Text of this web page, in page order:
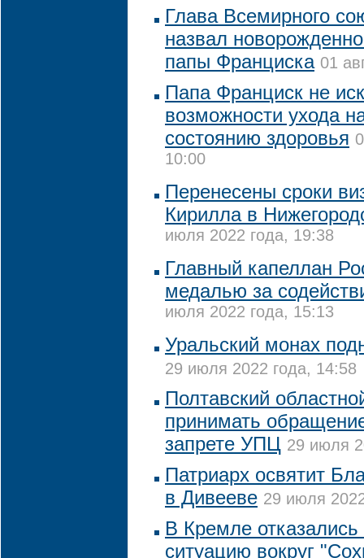
Глава Всемирного
назвал
папы Франциска 01
Папа Франциск не
возможности ухода
состоянию здоровья
10:00
Перенесены сроки
Кирилла в
июля 2022 года, 19:38
Главный капеллан
медалью за
июля 2022 года, 15:13
Уральский монах
29 июля 2022 года, 14:58
Полтавский
принимать
запрете УПЦ 29 июля
Патриарх освятит
в Дивееве 29 июля
В Кремле
ситуацию вокруг